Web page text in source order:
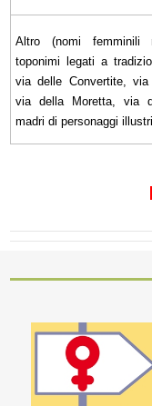
Altro (nomi femminili
toponimi legati a
via delle Convertite, via
via della Moretta, via
madri di personaggi